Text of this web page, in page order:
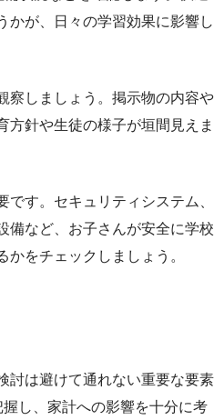
かが、日々の学習効果に影響し
察しましょう。掲示物の内容や
方針や生徒の様子が垣間見えま
です。セキュリティシステム、
備など、お子さんが安全に学校
をチェックしましょう。
討は避けて通れない重要な要素
し、家計への影響を十分に考